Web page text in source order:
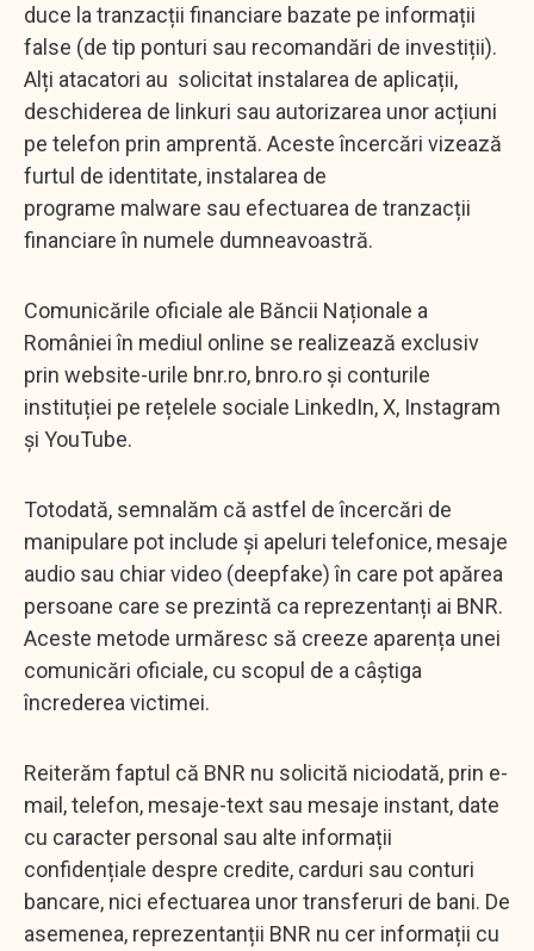
duce la tranzacții financiare bazate pe informații
false (de tip ponturi sau recomandări de investiții).
Alți atacatori au solicitat instalarea de aplicații,
deschiderea de linkuri sau autorizarea unor acțiuni
pe telefon prin amprentă. Aceste încercări vizează
furtul de identitate, instalarea de
programe malware sau efectuarea de tranzacții
financiare în numele dumneavoastră.
Comunicările oficiale ale Băncii Naționale a
României în mediul online se realizează exclusiv
prin website-urile bnr.ro, bnro.ro și conturile
instituției pe rețelele sociale LinkedIn, X, Instagram
și YouTube.
Totodată, semnalăm că astfel de încercări de
manipulare pot include și apeluri telefonice, mesaje
audio sau chiar video (deepfake) în care pot apărea
persoane care se prezintă ca reprezentanți ai BNR.
Aceste metode urmăresc să creeze aparența unei
comunicări oficiale, cu scopul de a câștiga
încrederea victimei.
Reiterăm faptul că BNR nu solicită niciodată, prin e-
mail, telefon, mesaje-text sau mesaje instant, date
cu caracter personal sau alte informații
confidențiale despre credite, carduri sau conturi
bancare, nici efectuarea unor transferuri de bani. De
asemenea, reprezentanții BNR nu cer informații cu